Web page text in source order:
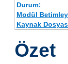
Durum:
Modül
Kaynak
Özet